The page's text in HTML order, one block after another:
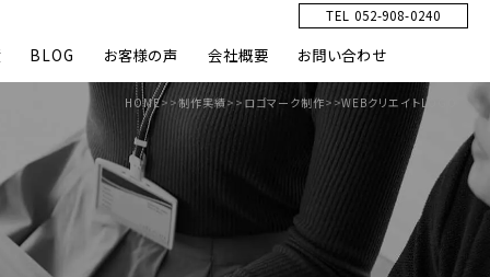
BLOG お客様の声 会社概要 お問い合わせ
TEL 052-908-0240
HOME>>制作実績>> ロゴマーク制作>>WEBクリエイトLOGO